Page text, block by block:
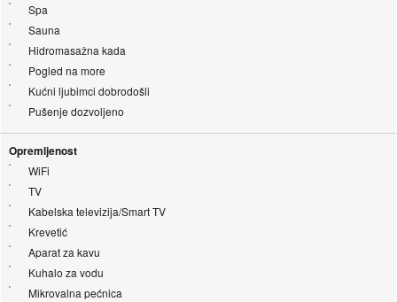
Spa
Sauna
Hidromasažna kada
Pogled na more
Kućni ljubimci dobrodošli
Pušenje dozvoljeno
Opremljenost
WiFi
TV
Kabelska televizija/Smart TV
Krevetić
Aparat za kavu
Kuhalo za vodu
Mikrovalna pećnica